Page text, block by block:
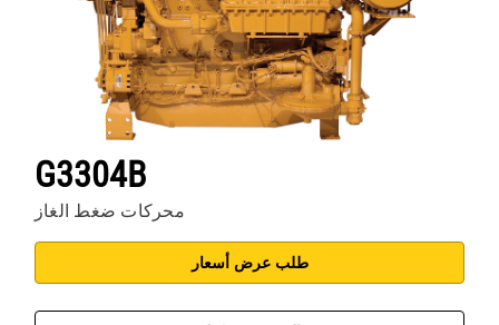
G3304B
محركات ضغط الغاز
طلب عرض أسعار